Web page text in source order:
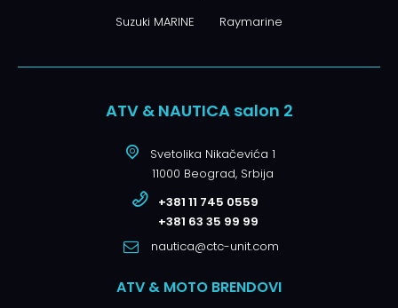
Suzuki MARINE Raymarine
ATV & NAUTICA salon 2
Svetolika Nikačevića 1
11000 Beograd, Srbija
+381 11 745 0559
+381 63 35 99 99
nautica@ctc-unit.com
ATV & MOTO BRENDOVI